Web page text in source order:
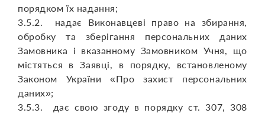
порядком їх надання;
3.5.2. надає Виконавцеві право на збирання,
обробку та зберігання персональних даних
Замовника і вказанному Замовником Учня, що
містяться в Заявці, в порядку, встановленому
Законом України «Про захист персональних
даних»;
3.5.3. дає свою згоду в порядку ст. 307, 308